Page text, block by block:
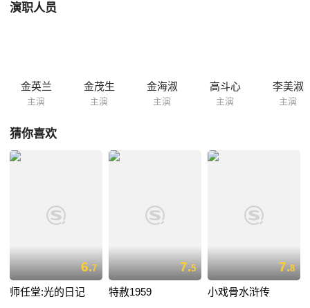
后）、金海淑（定安王后）、李豪宰（鄭道傳） 1983年-1984年 《樹大根
后）、金英蘭（鄭蘭貞）、柳仁村（趙光祖）、崔尚勳（中宗李懌）、漢
仁守（尹元衡）、...
演职人员
金英兰
主演
金茂生
主演
金海淑
主演
高斗心
主演
李美淑
主演
猜你喜欢
6.7
师任堂:光的日记
7.5
特赦1959
7.8
小戏骨水浒传